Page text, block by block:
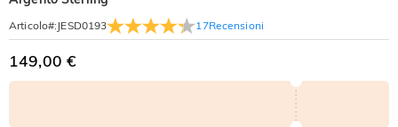
Articolo#: JESD0193 17Recensioni
149,00 €